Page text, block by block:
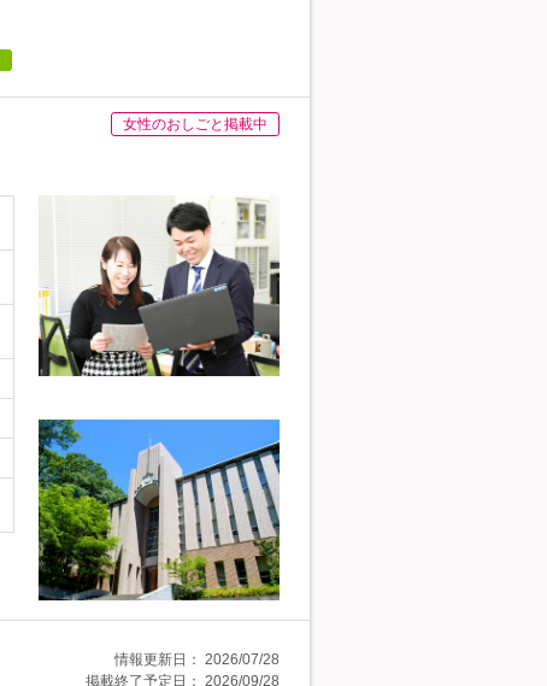
女性のおしごと掲載中
情報更新日： 2026/07/28
掲載終了予定日： 2026/09/28